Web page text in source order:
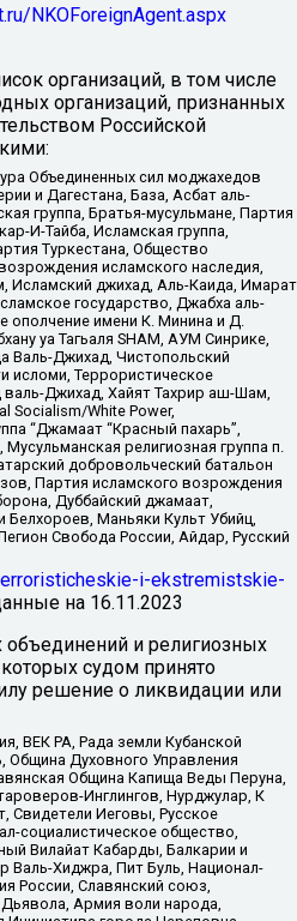
NKOForeignAgent.aspx
организаций, в том числе
организаций, признанных
Российской
Объединенных сил моджахедов
и Дагестана, База, Асбат аль-
группа, Братья-мусульмане, Партия
И-Тайба, Исламская группа,
Туркестана, Общество
исламского наследия,
джихад, Аль-Каида, Имарат
государство, Джабха аль-
имени К. Минина и Д.
уа Тагьаля SHAM, АУМ Синрике,
Валь-Джихад, Чистопольский
исломи, Террористическое
Джихад, Хайят Тахрир аш-Шам,
Socialism/White Power,
“Джамаат “Красный пахарь”,
религиозная группа п.
добровольческий батальон
Партия исламского возрождения
Дуббайский джамаат,
Маньяки Культ Убийц,
Свобода России, Айдар, Русский
i-ekstremistskie-
на 16.11.2023
и религиозных
судом принято
решение о ликвидации или
ВЕК РА, Рада земли Кубанской
Духовного Управления
Община Капища Веды Перуна,
Инглингов, Нурджулар, К
Свидетели Иеговы, Русское
социалистическое общество,
Вилайат Кабарды, Балкарии и
Валь-Хиджра, Пит Буль, Национал-
России, Славянский союз,
Армия воли народа,